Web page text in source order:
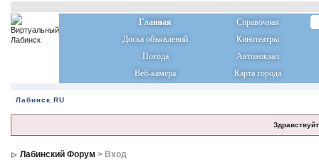
Главная
Справочная
Доска объявлений
Кинотеатры
Погода
Автовокзал
Веб-камера
Карта города
Лабинск.RU
Лабинский Форум > Вход